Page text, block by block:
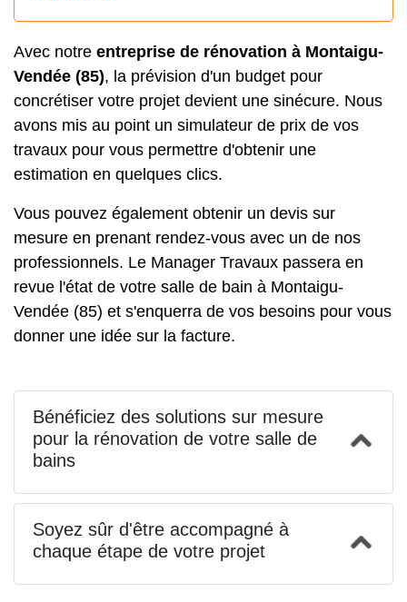
Avec notre entreprise de rénovation à Montaigu-
Vendée (85), la prévision d'un budget pour
concrétiser votre projet devient une sinécure. Nous
avons mis au point un simulateur de prix de vos
travaux pour vous permettre d'obtenir une
estimation en quelques clics.
Vous pouvez également obtenir un devis sur
mesure en prenant rendez-vous avec un de nos
professionnels. Le Manager Travaux passera en
revue l'état de votre salle de bain à Montaigu-
Vendée (85) et s'enquerra de vos besoins pour vous
donner une idée sur la facture.
Bénéficiez des solutions sur mesure
pour la rénovation de votre salle de
bains
Soyez sûr d'être accompagné à
chaque étape de votre projet